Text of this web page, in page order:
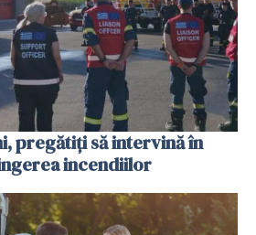
pregătiţi să intervină în
incendiilor